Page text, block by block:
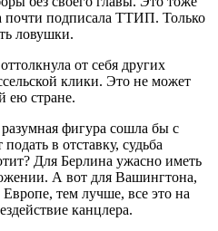
почти подписала ТТИП. Только
ловушки.
от себя других
клики. Это не может
ею стране.
фигура сошла бы с
в отставку, судьба
Для Берлина ужасно иметь
А вот для Вашингтона,
тем лучше, все это на
канцлера.